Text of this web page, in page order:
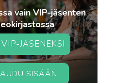
vain VIP-jäsenten
SISÄÄN
JÄSENEKSI